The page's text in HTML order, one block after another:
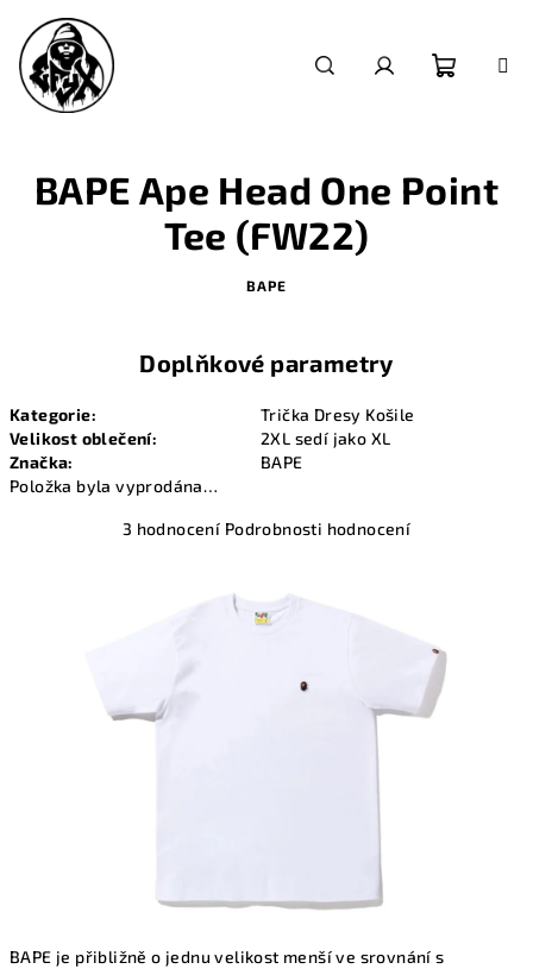
obsah
košík
BAPE je přibližně o jednu velikost menší ve srovnání s
BAPE Ape Head One Point
Tee (FW22)
BAPE
Doplňkové parametry
Kategorie:
Trička Dresy Košile
Velikost oblečení:
2XL sedí jako XL
Značka:
BAPE
Položka byla vyprodána…
Průměrné
3 hodnocení Podrobnosti hodnocení